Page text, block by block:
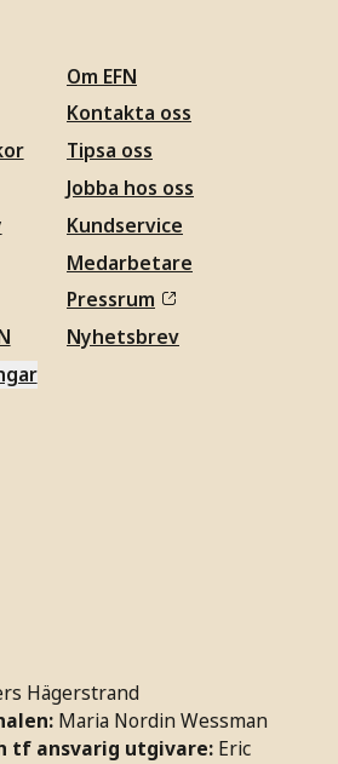
Om EFN
Kontakta oss
Tipsa oss
Jobba hos oss
Kundservice
Medarbetare
Pressrum
Nyhetsbrev
Hägerstrand
Maria Nordin Wessman
tf ansvarig utgivare: Eric